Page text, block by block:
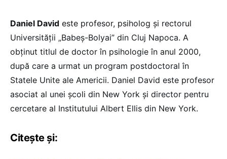
Daniel David este profesor, psiholog și rectorul
Universității „Babeș-Bolyai” din Cluj Napoca. A
obținut titlul de doctor în psihologie în anul 2000,
după care a urmat un program postdoctoral în
Statele Unite ale Americii. Daniel David este profesor
asociat al unei școli din New York și director pentru
cercetare al Institutului Albert Ellis din New York.
Citește și: